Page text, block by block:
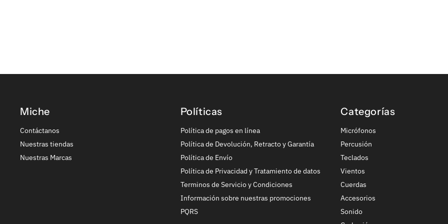
Miche
Contáctanos
Nuestras tiendas
Nuestras Marcas
Políticas
Política de pagos en línea
Política de Devolución, Retracto y Garantía
Política de Envío
Política de Privacidad y Tratamiento de datos
Terminos de Servicio y Condiciones
Información sobre nuestras promociones
PQRS
Categorías
Micrófonos
Percusión
Teclados
Vientos
Cuerdas
Accesorios
Sonido